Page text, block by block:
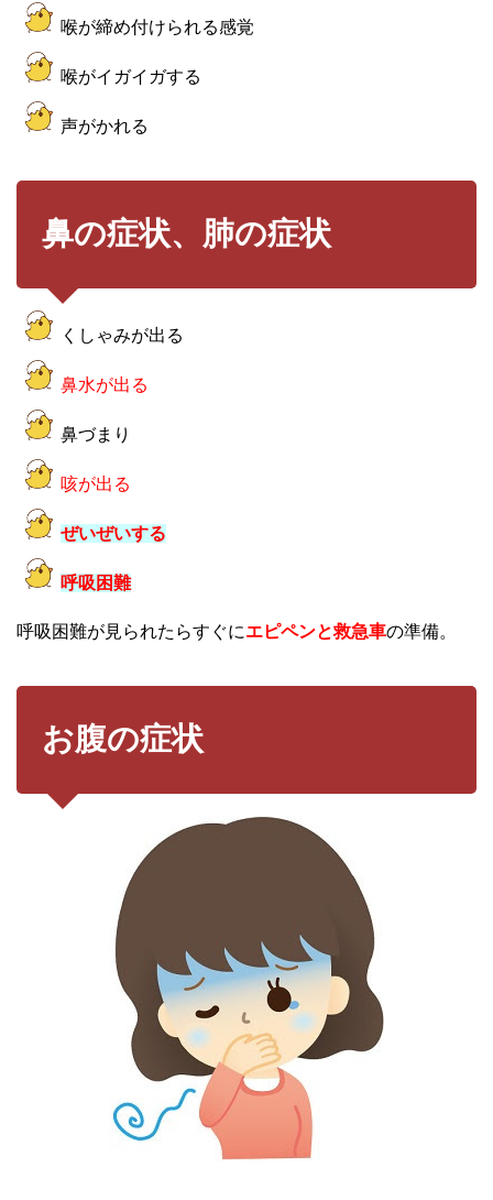
喉が締め付けられる感覚
喉がイガイガする
声がかれる
鼻の症状、肺の症状
くしゃみが出る
鼻水が出る
鼻づまり
咳が出る
ぜいぜいする
呼吸困難
呼吸困難が見られたらすぐにエピペンと救急車の準備。
お腹の症状